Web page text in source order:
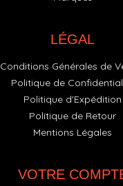
LÉGAL
Conditions Générales de
Politique de
Politique d'Expédition
Politique de Retour
Mentions Légales
VOTRE